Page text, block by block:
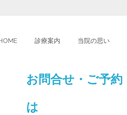
診療案内 当院の思い
お問合せ・ご予約
は